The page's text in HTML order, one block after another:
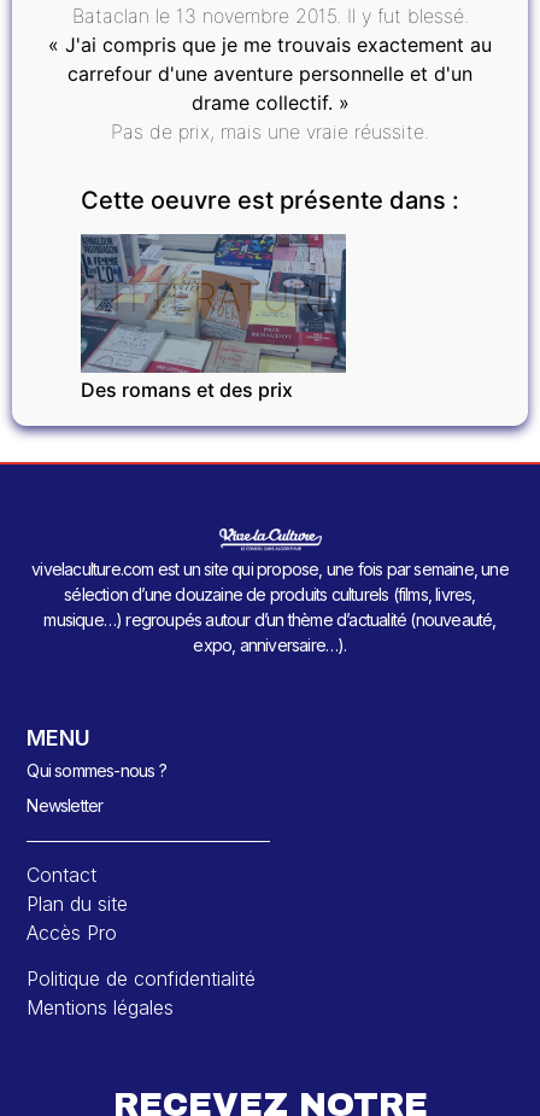
Bataclan le 13 novembre 2015. Il y fut blessé.
« J'ai compris que je me trouvais exactement au
carrefour d'une aventure personnelle et d'un
drame collectif. »
Pas de prix, mais une vraie réussite.
Cette oeuvre est présente dans :
LITTÉRATURE
Des romans et des prix
vivelaculture.com est un site qui propose, une fois par semaine, une
sélection d’une douzaine de produits culturels (films, livres,
musique…) regroupés autour d’un thème d’actualité (nouveauté,
expo, anniversaire…).
MENU
Qui sommes-nous ?
Newsletter
Contact
Plan du site
Accès Pro
Politique de confidentialité
Mentions légales
RECEVEZ NOTRE